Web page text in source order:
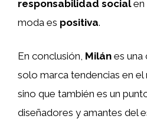
responsabilidad socialen
moda es positiva.
En conclusión, Milán es una
solo marca tendencias en
sino que también es un
diseñadores y amantes del